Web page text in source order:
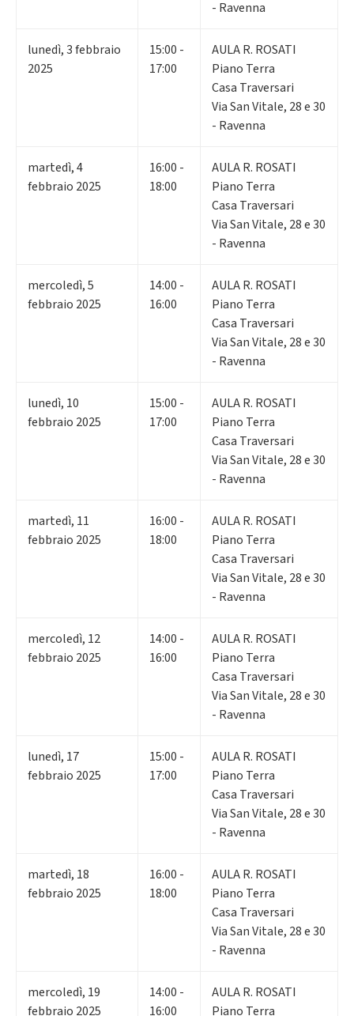
- Ravenna
lunedì,3febbraio
2025
15:00 -
17:00
AULA R. ROSATI
Piano Terra
Casa Traversari
Via San Vitale, 28 e 30
- Ravenna
martedì,4
febbraio 2025
16:00 -
18:00
AULA R. ROSATI
Piano Terra
Casa Traversari
Via San Vitale, 28 e 30
- Ravenna
mercoledì,5
febbraio 2025
14:00 -
16:00
AULA R. ROSATI
Piano Terra
Casa Traversari
Via San Vitale, 28 e 30
- Ravenna
lunedì, 10
febbraio 2025
15:00 -
17:00
AULA R. ROSATI
Piano Terra
Casa Traversari
Via San Vitale, 28 e 30
- Ravenna
martedì, 11
febbraio 2025
16:00 -
18:00
AULA R. ROSATI
Piano Terra
Casa Traversari
Via San Vitale, 28 e 30
- Ravenna
mercoledì, 12
febbraio 2025
14:00 -
16:00
AULA R. ROSATI
Piano Terra
Casa Traversari
Via San Vitale, 28 e 30
- Ravenna
lunedì, 17
febbraio 2025
15:00 -
17:00
AULA R. ROSATI
Piano Terra
Casa Traversari
Via San Vitale, 28 e 30
- Ravenna
martedì, 18
febbraio 2025
16:00 -
18:00
AULA R. ROSATI
Piano Terra
Casa Traversari
Via San Vitale, 28 e 30
- Ravenna
mercoledì, 19
febbraio 2025
14:00 -
16:00
AULA R. ROSATI
Piano Terra